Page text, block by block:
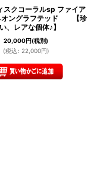
スクコーラルsp ファイア
オングラフテッド 【珍
、レアな個体♪】
20,000円(税別)
(税込 : 22,000円)